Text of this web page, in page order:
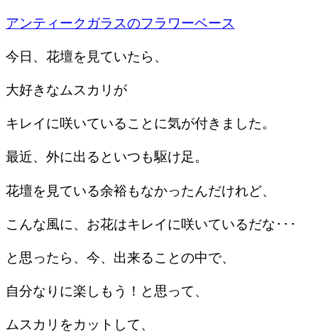
アンティークガラスのフラワーベース
今日、花壇を見ていたら、
大好きなムスカリが
キレイに咲いていることに気が付きました。
最近、外に出るといつも駆け足。
花壇を見ている余裕もなかったんだけれど、
こんな風に、お花はキレイに咲いているだな･･･
と思ったら、今、出来ることの中で、
自分なりに楽しもう！と思って、
ムスカリをカットして、